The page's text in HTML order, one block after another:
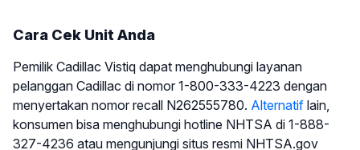
Cara Cek Unit Anda
Pemilik Cadillac Vistiq dapat menghubungi layanan
pelanggan Cadillac di nomor 1-800-333-4223 dengan
menyertakan nomor recall N262555780. Alternatif lain,
konsumen bisa menghubungi hotline NHTSA di 1-888-
327-4236 atau mengunjungi situs resmi NHTSA.gov